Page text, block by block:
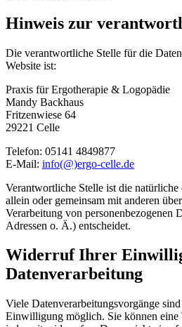
Hinweis zur
Die verantwortliche Stelle für die
Website ist:
Praxis für Ergotherapie & Logopädie
Mandy Backhaus
Fritzenwiese 64
29221 Celle
Telefon: 05141 4849877
E-Mail: info(@)ergo-celle.de
Verantwortliche Stelle ist die natürliche
allein oder gemeinsam mit anderen
Verarbeitung von personenbezogenen
Adressen o. Ä.) entscheidet.
Widerruf Ihrer
Datenverarbeitung
Viele Datenverarbeitungsvorgänge
Einwilligung möglich. Sie können